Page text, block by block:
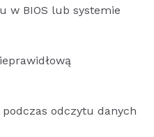
w BIOS lub systemie
odczytu danych